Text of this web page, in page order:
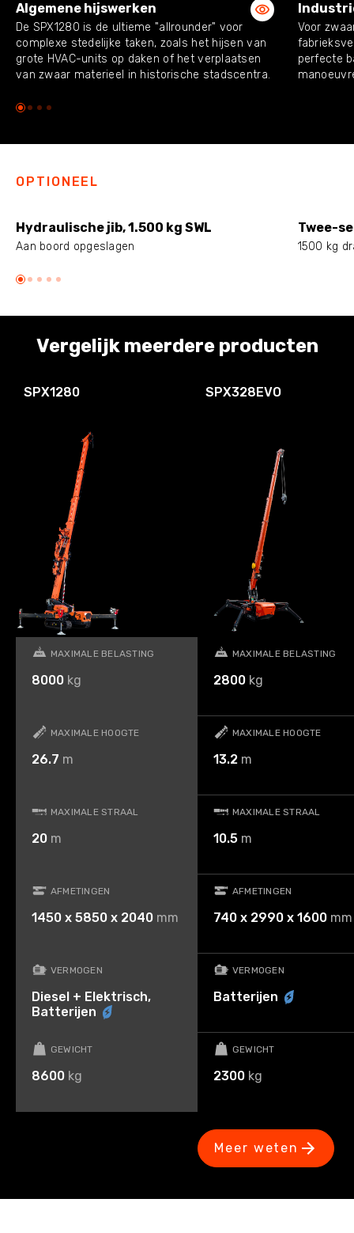
Algemene hijswerken
De SPX1280 is de ultieme "allrounder" voor
complexe stedelijke taken, zoals het hijsen van
grote HVAC-units op daken of het verplaatsen
van zwaar materieel in historische stadscentra.
Voor
perfecte
OPTIONEEL
Hydraulische jib, 1.500 kg SWL
Aan boord opgeslagen
Twee-
1500 kg
Vergelijk meerdere producten
SPX1280
MAXIMALE BELASTING
8000 kg
MAXIMALE HOOGTE
26.7 m
MAXIMALE STRAAL
20 m
AFMETINGEN
1450 x 5850 x 2040 mm
VERMOGEN
Diesel + Elektrisch,
Batterijen
GEWICHT
8600 kg
SPX328EVO
MAXIMALE BELASTING
2800 kg
MAXIMALE HOOGTE
13.2 m
MAXIMALE STRAAL
10.5 m
AFMETINGEN
740 x 2990 x 1600 mm
VERMOGEN
Batterijen
GEWICHT
2300 kg
Meer weten